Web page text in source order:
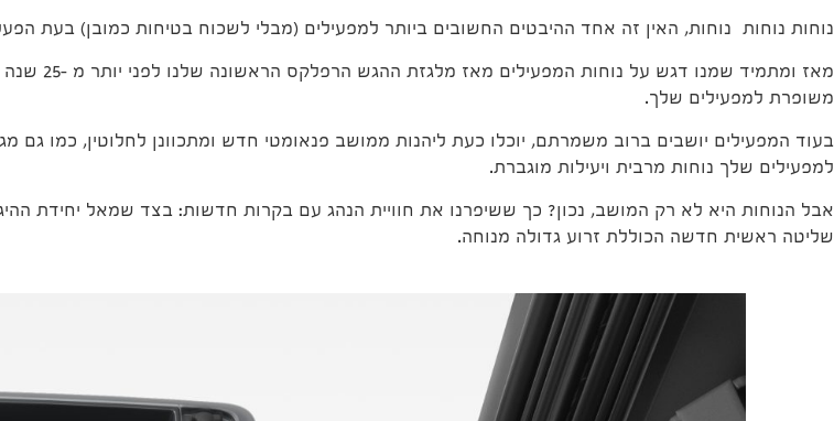
נוחות נוחות נוחות, האין זה אחד ההיבטים החשובים ביותר למפעילים (מבלי לשכוח בטיחות כמובן) בעת
מאז
משופרת למפעילים שלך.
בעוד המפעילים יושבים ברוב משמרתם, יוכלו כעת ליהנות ממושב פנאומטי חדש ומתכוונן לחלוטין, כמו
למפעילים שלך נוחות מרבית ויעילות מוגברת.
אבל הנוחות היא לא רק המושב, נכון? כך ששיפרנו את חוויית הנהג עם בקרות חדשות: בצד שמאל יחידת
שליטה ראשית חדשה הכוללת זרוע גדולה מנוחה.